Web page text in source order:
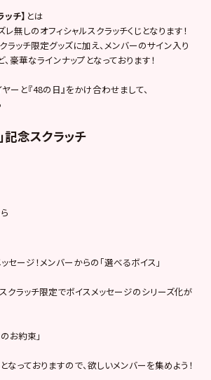
チ】 とは
無しのオフィシャルスクラッチくじとなります！
ッチ限定グッズに加え、メンバーのサイン入り
豪華なラインナップとなっております！
ーと『48の日』をかけ合わせまして、
記念スクラッチ
ージ！メンバーからの「選べるボイス」
クラッチ限定でボイスメッセージのシリーズ化が
お約束」
っておりますので、欲しいメンバーを集めよう！